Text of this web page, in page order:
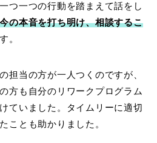
つ一つの行動を踏まえて話をし
の本音を打ち明け、相談するこ
。
担当の方が一人つくのですが、
方も自分のリワークプログラム
ていました。タイムリーに適切
ことも助かりました。